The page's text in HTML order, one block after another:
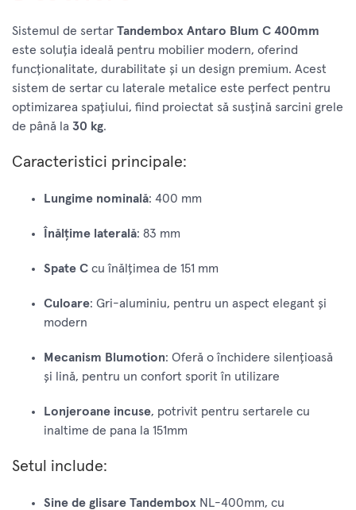
Sistemul de sertar Tandembox Antaro Blum C 400mm
este soluția ideală pentru mobilier modern, oferind
funcționalitate, durabilitate și un design premium. Acest
sistem de sertar cu laterale metalice este perfect pentru
optimizarea spațiului, fiind proiectat să susțină sarcini grele
de până la 30 kg.
Caracteristici principale:
Lungime nominală: 400 mm
Înălțime laterală: 83 mm
Spate C cu înălțimea de 151 mm
Culoare: Gri-aluminiu, pentru un aspect elegant și
modern
Mecanism Blumotion: Oferă o închidere silențioasă
și lină, pentru un confort sporit în utilizare
Lonjeroane incuse, potrivit pentru sertarele cu
inaltime de pana la 151mm
Setul include:
Sine de glisare Tandembox NL-400mm, cu